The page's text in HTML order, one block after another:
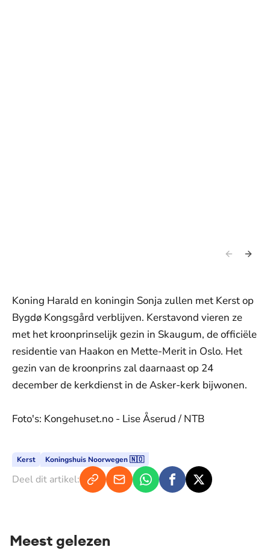
Koning Harald en koningin Sonja zullen met Kerst op
Bygdø Kongsgård verblijven. Kerstavond vieren ze
met het kroonprinselijk gezin in Skaugum, de officiële
residentie van Haakon en Mette-Merit in Oslo. Het
gezin van de kroonprins zal daarnaast op 24
december de kerkdienst in de Asker-kerk bijwonen.
Foto's: Kongehuset.no - Lise Åserud / NTB
Kerst Koningshuis Noorwegen 🇳🇴
Deel dit artikel:
Meest gelezen